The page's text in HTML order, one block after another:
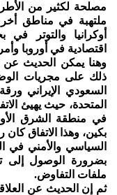
مصلحة لكثير من
ملتهبة في مناطق
أوكرانيا والتوتر
اقتصادية في أوروبا
وهنا يمكن الحديث عن
ذلك على مجريات
السعودي الإيراني
المتحدة، حيث يهيئ
في منطقة الشرق
بكين، وهذا الاتفاق
السياسي والأمني في
بضرورة الوصول إلى
ملفات التفاوض.
ثم إن الحديث عن